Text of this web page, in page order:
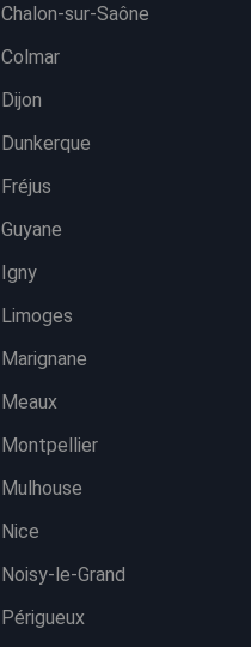
Chalon-sur-Saône
Colmar
Dijon
Dunkerque
Fréjus
Guyane
Igny
Limoges
Marignane
Meaux
Montpellier
Mulhouse
Nice
Noisy-le-Grand
Périgueux